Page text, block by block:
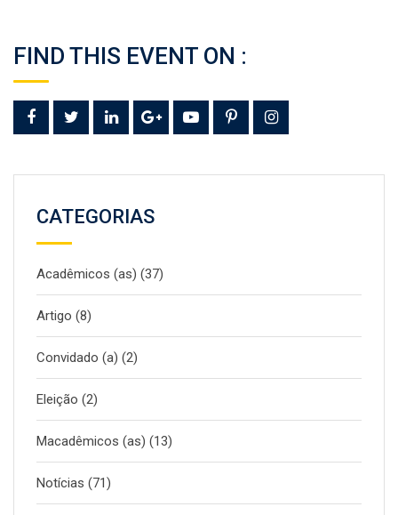
FIND THIS EVENT ON :
CATEGORIAS
Acadêmicos (as) (37)
Artigo (8)
Convidado (a) (2)
Eleição (2)
Macadêmicos (as) (13)
Notícias (71)